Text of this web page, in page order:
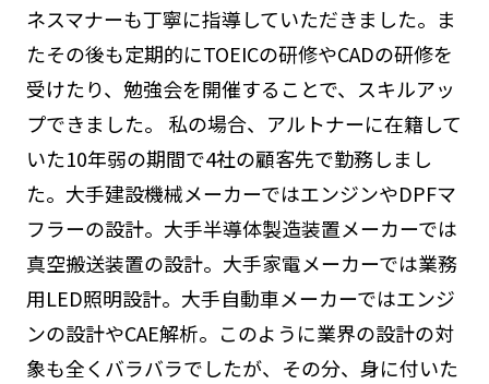
ネスマナーも丁寧に指導していただきました。ま
たその後も定期的にTOEICの研修やCADの研修を
受けたり、勉強会を開催することで、スキルアッ
プできました。 私の場合、アルトナーに在籍して
いた10年弱の期間で4社の顧客先で勤務しまし
た。大手建設機械メーカーではエンジンやDPFマ
フラーの設計。大手半導体製造装置メーカーでは
真空搬送装置の設計。大手家電メーカーでは業務
用LED照明設計。大手自動車メーカーではエンジ
ンの設計やCAE解析。このように業界の設計の対
象も全くバラバラでしたが、その分、身に付いた